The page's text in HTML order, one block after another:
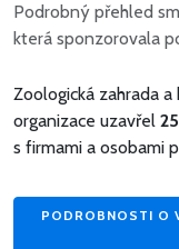
Podrobný přehled
která sponzorovala
Zoologická zahrada
organizace uzavřel
s firmami a osobami
PODROBNOSTI O